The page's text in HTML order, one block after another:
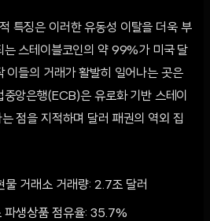
특징은 이러한 유동성 이탈을 더욱 부
는 스테이블코인의 약 99%가 미국 달
이들의 거래가 활발히 일어나는 곳은
앙은행(ECB)은 유로화 기반 스테이
점을 지적하며 달러 패권의 역외 집
거래소 거래량: 2.7조 달러
생상품 점유율: 35.7%